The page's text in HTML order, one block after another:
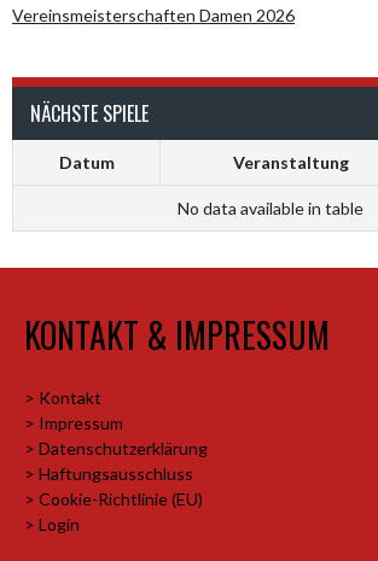
Vereinsmeisterschaften Damen 2026
NÄCHSTE SPIELE
Datum Veranstaltung
No data available in table
KONTAKT & IMPRESSUM
> Kontakt
> Impressum
> Datenschutzerklärung
> Haftungsausschluss
> Cookie-Richtlinie (EU)
> Login